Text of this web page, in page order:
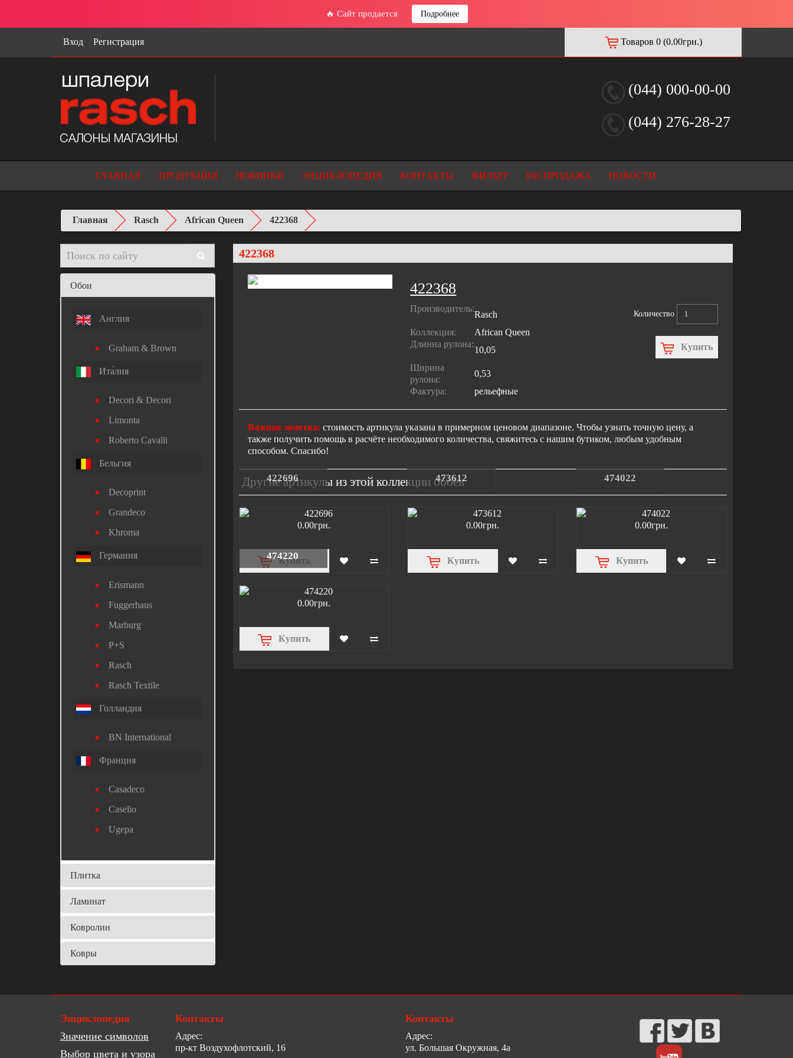
🔥 Сайт продается Подробнее
Вход Регистрация Товаров 0 (0.00грн.)
(044) 000-00-00
(044) 276-28-27
ГЛАВНАЯ ПРОДУКЦИЯ НОВИНКИ ЭНЦИКЛОПЕДИЯ КОНТАКТЫ ФИЛЬТР РАСПРОДАЖА НОВОСТИ
Главная Rasch African Queen 422368
Обои
Англия
Graham & Brown
Ита́лия
Decori & Decori
Limonta
Roberto Cavalli
Бельгия
Decoprint
Grandeco
Khroma
Германия
Erismann
Fuggerhaus
Marburg
P+S
Rasch
Rasch Textile
Голландия
BN International
Франция
Casadeco
Caselio
Ugepa
Плитка
Ламинат
Ковролин
Ковры
422368
422368
Производитель:
Rasch
Коллекция:
African Queen
Длинна рулона:
10,05
Ширина
рулона:
0,53
Фактура:
рельефные
Количество
Купить
Важная заметка: стоимость артикула указана в примерном ценовом диапазоне. Чтобы узнать точную цену, а
также получить помощь в расчёте необходимого количества, свяжитесь с нашим бутиком, любым удобным
способом. Спасибо!
Другие артикулы из этой коллекции обоев
422696
0.00грн.
Купить
473612
0.00грн.
Купить
474022
0.00грн.
Купить
474220
0.00грн.
Купить
Энциклопедия
Значение символов
Выбор цвета и узора
Контакты
Адрес:
пр-кт Воздухофлотский, 16
Контакты
Адрес:
ул. Большая Окружная, 4а